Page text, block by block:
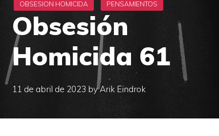
Obsesión
Homicida 61
11 de abril de 2023 byArik Eindrok